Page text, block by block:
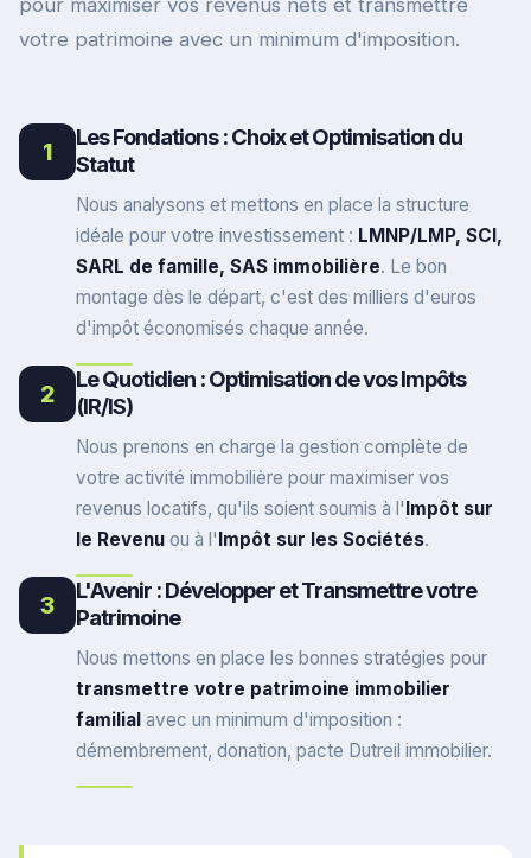
votre patrimoine avec un minimum d'imposition.
1
Les Fondations : Choix et Optimisation du
Statut
Nous analysons et mettons en place la structure
idéale pour votre investissement : LMNP/LMP, SCI,
SARL de famille, SAS immobilière. Le bon
montage dès le départ, c'est des milliers d'euros
d'impôt économisés chaque année.
2
Le Quotidien : Optimisation de vos Impôts
(IR/IS)
Nous prenons en charge la gestion complète de
votre activité immobilière pour maximiser vos
revenus locatifs, qu'ils soient soumis à l'Impôt sur
le Revenu ou à l'Impôt sur les Sociétés.
3
L'Avenir : Développer et Transmettre votre
Patrimoine
Nous mettons en place les bonnes stratégies pour
transmettre votre patrimoine immobilier
familial avec un minimum d'imposition :
démembrement, donation, pacte Dutreil immobilier.